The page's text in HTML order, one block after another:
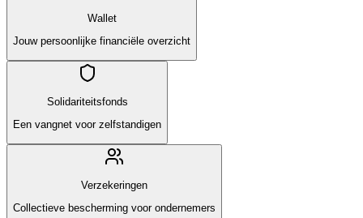
Wallet
Jouw persoonlijke financiële overzicht
Solidariteitsfonds
Een vangnet voor zelfstandigen
Verzekeringen
Collectieve bescherming voor ondernemers